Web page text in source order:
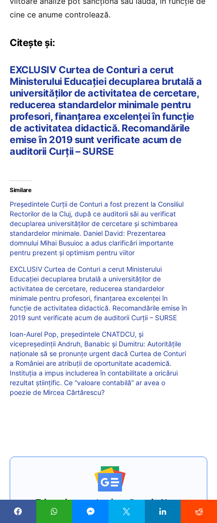
cine ce anume controlează.
Citește și:
EXCLUSIV Curtea de Conturi a cerut
Ministerului Educației decuplarea brutală a
universităților de activitatea de cercetare,
reducerea standardelor minimale pentru
profesori, finanțarea excelenței în funcție
de activitatea didactică. Recomandările
emise în 2019 sunt verificate acum de
auditorii Curții – SURSE
Similare
Președintele Curții de Conturi a fost prezent la Consiliul
Rectorilor de la Cluj, după ce auditorii săi au verificat
decuplarea universităților de cercetare și schimbarea
standardelor minimale. Daniel David: Prezentarea
domnului Mihai Busuioc a adus clarificări importante
pentru prezent și optimism pentru viitor
EXCLUSIV Curtea de Conturi a cerut Ministerului
Educației decuplarea brutală a universităților de
activitatea de cercetare, reducerea standardelor
minimale pentru profesori, finanțarea excelenței în
funcție de activitatea didactică. Recomandările emise în
2019 sunt verificate acum de auditorii Curții – SURSE
Ioan-Aurel Pop, președintele CNATDCU, și
vicepreședinții Andruh, Banabic și Dumitru: Autoritățile
naționale să se pronunțe urgent dacă Curtea de Conturi
a României are atribuții de oportunitate academică.
Instituția a impus includerea în contabilitate a oricărui
rezultat științific. Ce “valoare contabilă” ar avea o
poezie de Mircea Cărtărescu?
Edupedu.ro este și pe Google News